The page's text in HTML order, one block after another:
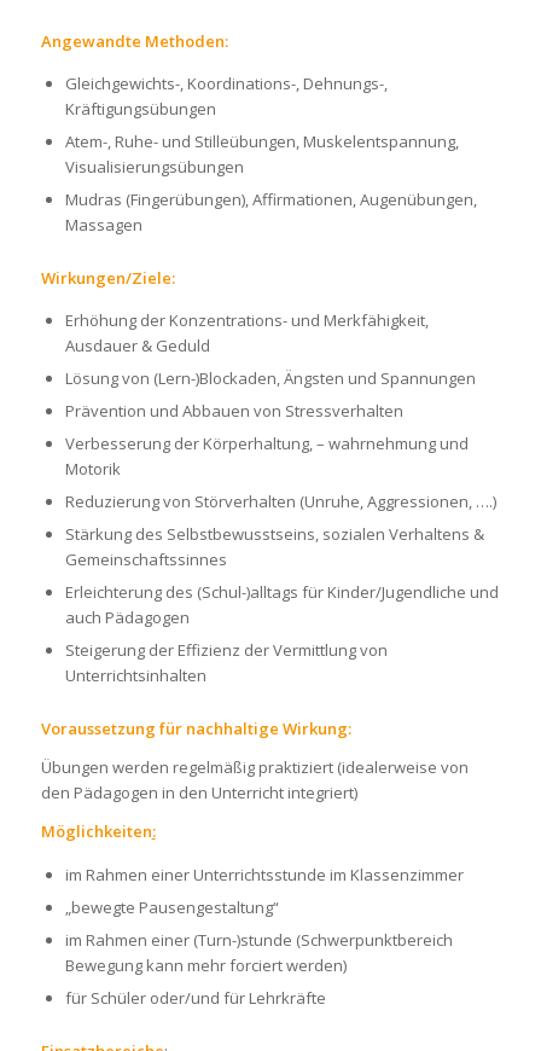
Angewandte Methoden:
Gleichgewichts-, Koordinations-, Dehnungs-,
Kräftigungsübungen
Atem-, Ruhe- und Stilleübungen, Muskelentspannung,
Visualisierungsübungen
Mudras (Fingerübungen), Affirmationen, Augenübungen,
Massagen
Wirkungen/Ziele:
Erhöhung der Konzentrations- und Merkfähigkeit,
Ausdauer & Geduld
Lösung von (Lern-)Blockaden, Ängsten und Spannungen
Prävention und Abbauen von Stressverhalten
Verbesserung der Körperhaltung, – wahrnehmung und
Motorik
Reduzierung von Störverhalten (Unruhe, Aggressionen, ….)
Stärkung des Selbstbewusstseins, sozialen Verhaltens &
Gemeinschaftssinnes
Erleichterung des (Schul-)alltags für Kinder/Jugendliche und
auch Pädagogen
Steigerung der Effizienz der Vermittlung von
Unterrichtsinhalten
Voraussetzung für nachhaltige Wirkung:
Übungen werden regelmäßig praktiziert (idealerweise von
den Pädagogen in den Unterricht integriert)
Möglichkeiten:
im Rahmen einer Unterrichtsstunde im Klassenzimmer
„bewegte Pausengestaltung“
im Rahmen einer (Turn-)stunde (Schwerpunktbereich
Bewegung kann mehr forciert werden)
für Schüler oder/und für Lehrkräfte